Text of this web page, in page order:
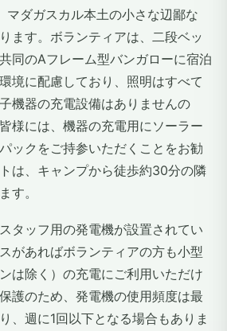
マダガスカル本土の小さな辺鄙な
ます。ボランティアは、二段ベッ
同のAフレーム型バンガローに宿泊
境に配慮しており、照明はすべて
機器の充電設備はありませんの
様には、機器の充電用にソーラー
ックをご持参いただくことをお勧
は、キャンプから徒歩約30分の隣
す。
タッフ用の発電機が設置されてい
があればボランティアの方も小型
は除く）の充電にご利用いただけ
護のため、発電機の使用頻度は最
、週に1回以下となる場合もありま